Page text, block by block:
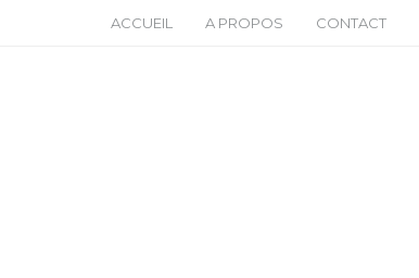
ACCUEIL A PROPOS CONTACT